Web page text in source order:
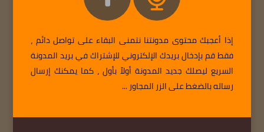
إذا أعجبك محتوى مدونتنا نتمنى البقاء على تواصل دائم ،
فقط قم بإدخال بريدك الإلكتروني للإشتراك في بريد المدونة
السريع ليصلك جديد المدونة أولاً بأول ، كما يمكنك إرسال
رساله بالضغط على الزر المجاور ...